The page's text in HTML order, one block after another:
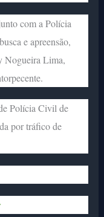
com a Polícia
e apreensão,
Nogueira Lima,
Polícia Civil de
por tráfico de